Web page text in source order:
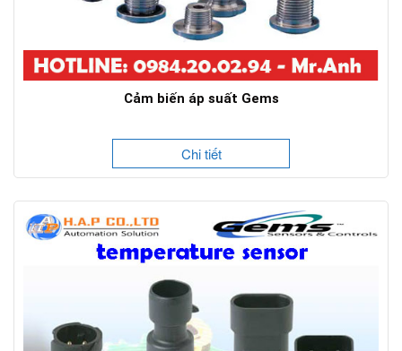
Cảm biến áp suất Gems
Chi tiết